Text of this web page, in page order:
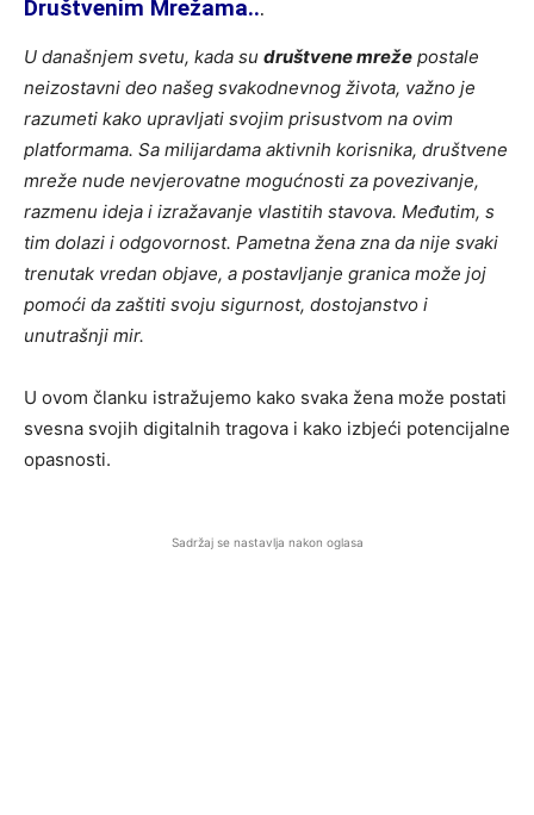
Društvenim Mrežama...
U današnjem svetu, kada su društvene mreže postale
neizostavni deo našeg svakodnevnog života, važno je
razumeti kako upravljati svojim prisustvom na ovim
platformama. Sa milijardama aktivnih korisnika, društvene
mreže nude nevjerovatne mogućnosti za povezivanje,
razmenu ideja i izražavanje vlastitih stavova. Međutim, s
tim dolazi i odgovornost. Pametna žena zna da nije svaki
trenutak vredan objave, a postavljanje granica može joj
pomoći da zaštiti svoju sigurnost, dostojanstvo i
unutrašnji mir.
U ovom članku istražujemo kako svaka žena može postati
svesna svojih digitalnih tragova i kako izbjeći potencijalne
opasnosti.
Sadržaj se nastavlja nakon oglasa